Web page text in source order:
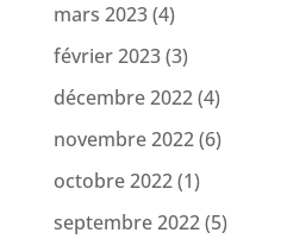
mars 2023(4)
février 2023(3)
décembre 2022(4)
novembre 2022(6)
octobre 2022(1)
septembre 2022(5)